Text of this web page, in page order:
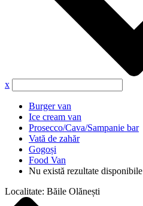
x
Burger van
Ice cream van
Prosecco/Cava/Sampanie bar
Vată de zahăr
Gogoși
Food Van
Nu există rezultate disponibile
Localitate: Băile Olănești